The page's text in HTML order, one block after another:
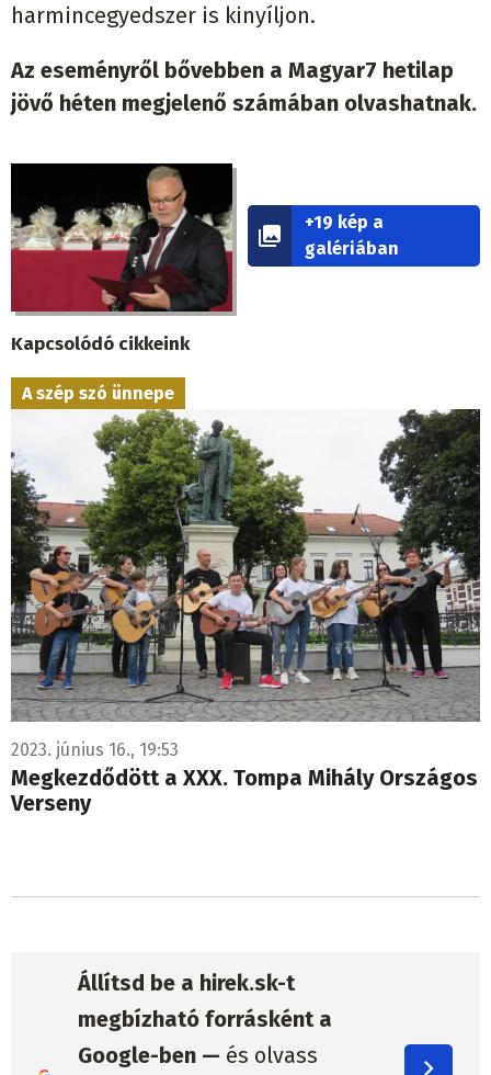
harmincegyedszer is kinyíljon.
Az eseményről bővebben a Magyar7 hetilap
jövő héten megjelenő számában olvashatnak.
+19 kép a
galériában
Kapcsolódó cikkeink
A szép szó ünnepe
2023. június 16., 19:53
Megkezdődött a XXX. Tompa Mihály Országos
Verseny
Állítsd be a hirek.sk-t
megbízható forrásként a
Google-ben — és olvass